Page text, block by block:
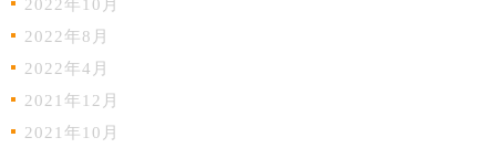
2022年10月
2022年8月
2022年4月
2021年12月
2021年10月